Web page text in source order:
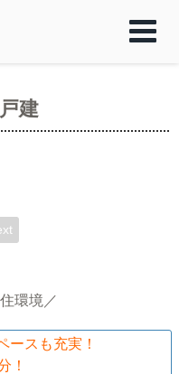
建
環境／
スも充実！
！